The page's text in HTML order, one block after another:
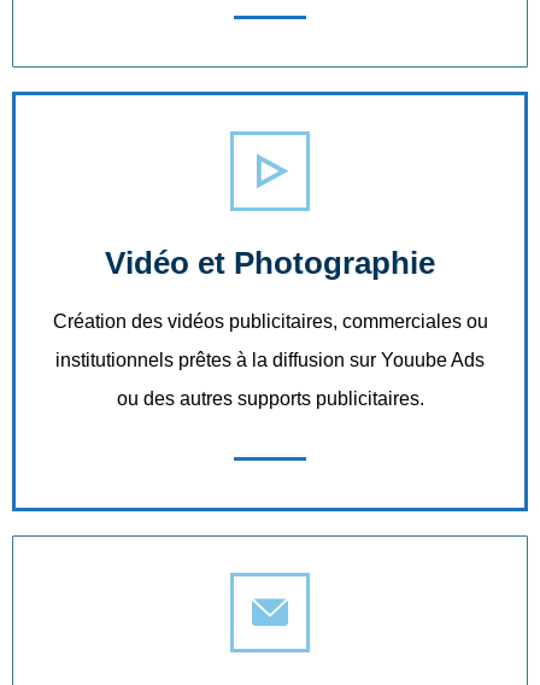
Vidéo et Photographie
Création des vidéos publicitaires, commerciales ou
institutionnels prêtes à la diffusion sur Youube Ads
ou des autres supports publicitaires.